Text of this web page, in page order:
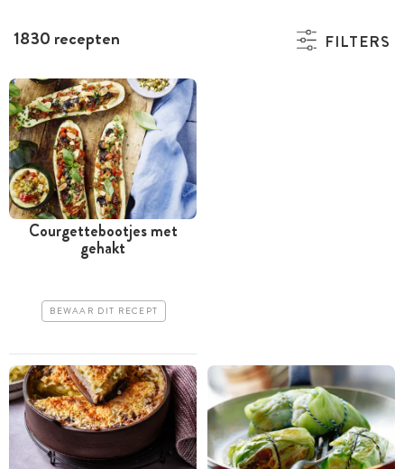
1830 recepten FILTERS
Courgettebootjes met
gehakt
BEWAAR DIT RECEPT